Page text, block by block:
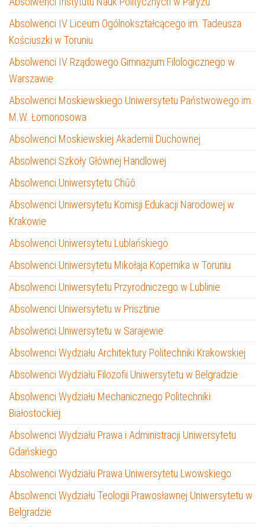
Absolwenci IV Liceum Ogólnokształcącego im. Tadeusza
Kościuszki w Toruniu
Absolwenci IV Rządowego Gimnazjum Filologicznego w
Warszawie
Absolwenci Moskiewskiego Uniwersytetu Państwowego im.
M.W. Łomonosowa
Absolwenci Moskiewskiej Akademii Duchownej
Absolwenci Szkoły Głównej Handlowej
Absolwenci Uniwersytetu Chūō
Absolwenci Uniwersytetu Komisji Edukacji Narodowej w
Krakowie
Absolwenci Uniwersytetu Lublańskiego
Absolwenci Uniwersytetu Mikołaja Kopernika w Toruniu
Absolwenci Uniwersytetu Przyrodniczego w Lublinie
Absolwenci Uniwersytetu w Prisztinie
Absolwenci Uniwersytetu w Sarajewie
Absolwenci Wydziału Architektury Politechniki Krakowskiej
Absolwenci Wydziału Filozofii Uniwersytetu w Belgradzie
Absolwenci Wydziału Mechanicznego Politechniki
Białostockiej
Absolwenci Wydziału Prawa i Administracji Uniwersytetu
Gdańskiego
Absolwenci Wydziału Prawa Uniwersytetu Lwowskiego
Absolwenci Wydziału Teologii Prawosławnej Uniwersytetu w
Belgradzie